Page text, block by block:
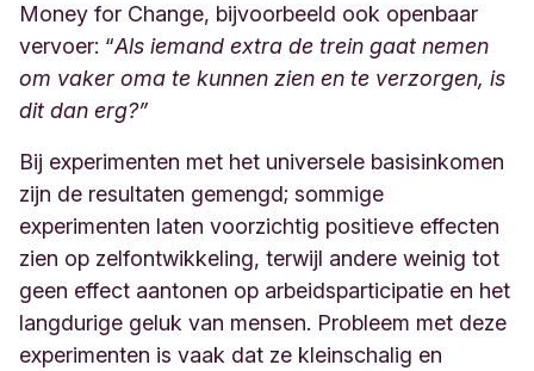
Money for Change, bijvoorbeeld ook openbaar
vervoer: “Als iemand extra de trein gaat nemen
om vaker oma te kunnen zien en te verzorgen, is
dit dan erg?”
Bij experimenten met het universele basisinkomen
zijn de resultaten gemengd; sommige
experimenten laten voorzichtig positieve effecten
zien op zelfontwikkeling, terwijl andere weinig tot
geen effect aantonen op arbeidsparticipatie en het
langdurige geluk van mensen. Probleem met deze
experimenten is vaak dat ze kleinschalig en